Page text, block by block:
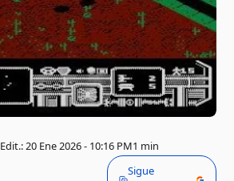
Edit.: 20 Ene 2026 - 10:16 PM1 min
Sigue